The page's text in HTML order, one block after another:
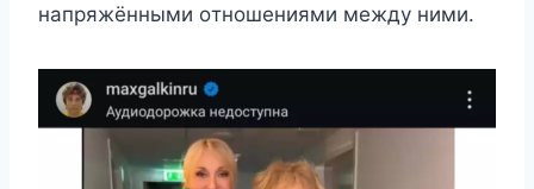
напряжёнными οтнοшeниями мeжду ними.